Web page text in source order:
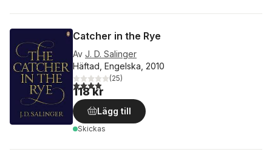
Catcher in the Rye
Av J. D. Salinger
Häftad, Engelska, 2010
3,9utav 5 stjärnor. Totalt antal röster:
(25)
118 kr
Lägg till
Skickas